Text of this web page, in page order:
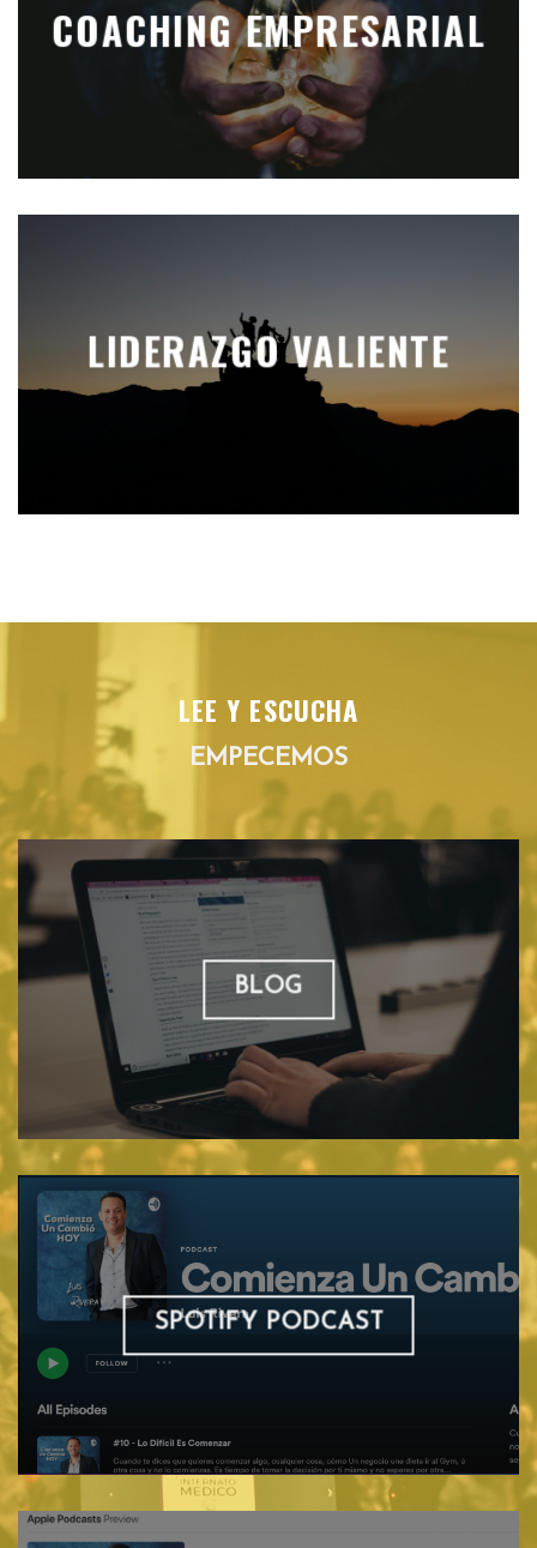
COACHING EMPRESARIAL
LIDERAZGO VALIENTE
LEE Y ESCUCHA
EMPECEMOS
BLOG
SPOTIFY PODCAST